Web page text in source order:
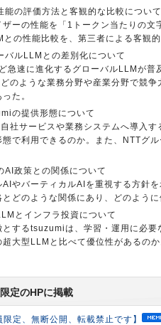
の評価方法と客観的な比較について
ザーの性能を「1トークン当たりの
の性能比較を、第三者による客観
ルLLMとの差別化について
急速に進化するグローバルLLMが普
のような業務分野や産業分野で競
た。
の提供形態について
社サービスや業務システムへ導入
態で利用できるのか。また、NTTグ
政策との関係について
やバーティカルAIを重視する方針
どのような関係にあり、どのよう
とインフラ投資について
とするtsuzumiは、学習・運用に必
大型LLMと比べて優位性があるの
定のHPに掲載
定、無断公開、転載禁止です】